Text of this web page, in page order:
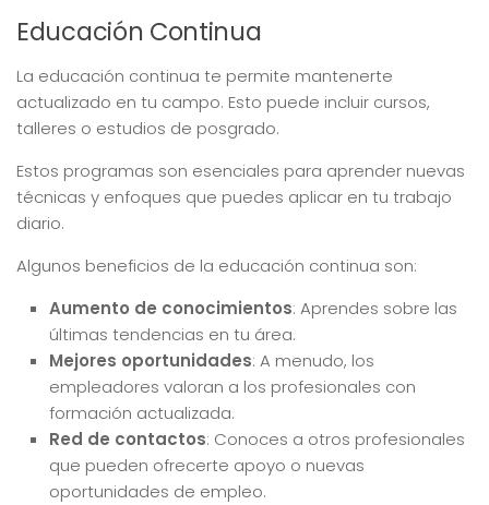
Educación Continua
La educación continua te permite mantenerte
actualizado en tu campo. Esto puede incluir cursos,
talleres o estudios de posgrado.
Estos programas son esenciales para aprender nuevas
técnicas y enfoques que puedes aplicar en tu trabajo
diario.
Algunos beneficios de la educación continua son:
Aumento de conocimientos: Aprendes sobre las
últimas tendencias en tu área.
Mejores oportunidades: A menudo, los
empleadores valoran a los profesionales con
formación actualizada.
Red de contactos: Conoces a otros profesionales
que pueden ofrecerte apoyo o nuevas
oportunidades de empleo.